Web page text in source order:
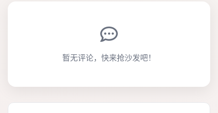
暂无评论，快来抢沙发吧！